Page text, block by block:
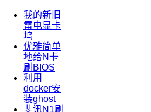
我的新旧
雷电显卡
坞
优雅简单
地给N卡
刷BIOS
利用
docker安
装ghost
斐讯N1刷